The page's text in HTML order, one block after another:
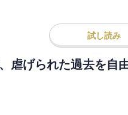
試し読み
虐げられた過去を自